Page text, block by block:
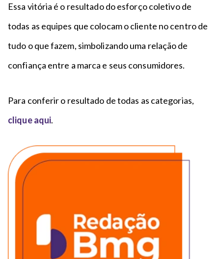
Essa vitória é o resultado do esforço coletivo de
todas as equipes que colocam o cliente no centro de
tudo o que fazem, simbolizando uma relação de
confiança entre a marca e seus consumidores.
Para conferir o resultado de todas as categorias,
clique aqui.